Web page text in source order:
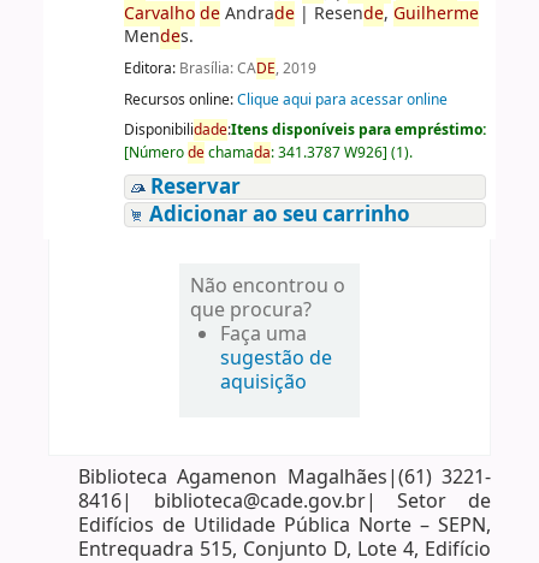
Carvalho deAndrade| Resende, Guilherme
Mendes.
Editora: Brasília: CADE, 2019
Recursos online:Clique aqui para acessar online
Disponibilidade:Itens disponíveis para empréstimo:
[Númerodechamada:341.3787 W926] (1).
Reservar
Adicionar ao seu carrinho
Não encontrou o
que procura?
Faça uma
sugestão de
aquisição
Biblioteca Agamenon Magalhães|(61) 3221-
8416| biblioteca@cade.gov.br| Setor de
Edifícios de Utilidade Pública Norte – SEPN,
Entrequadra 515, Conjunto D, Lote 4, Edifício